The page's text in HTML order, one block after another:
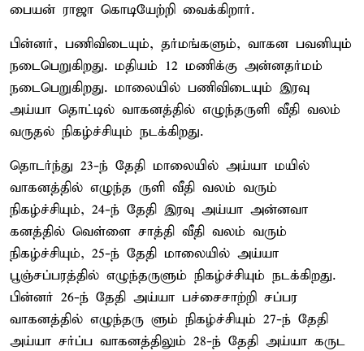
பையன் ராஜா கொடியேற்றி வைக்கிறார்.
பின்னர், பணிவிடையும், தர்மங்களும், வாகன பவனியும்
நடைபெறுகிறது. மதியம் 12 மணிக்கு அன்னதர்மம்
நடைபெறுகிறது. மாலையில் பணிவிடையும் இரவு
அய்யா தொட்டில் வாகனத்தில் எழுந்தருளி வீதி வலம்
வருதல் நிகழ்ச்சியும் நடக்கிறது.
தொடர்ந்து 23-ந் தேதி மாலையில் அய்யா மயில்
வாகனத்தில் எழுந்த ருளி வீதி வலம் வரும்
நிகழ்ச்சியும், 24-ந் தேதி இரவு அய்யா அன்னவா
கனத்தில் வெள்ளை சாத்தி வீதி வலம் வரும்
நிகழ்ச்சியும், 25-ந் தேதி மாலையில் அய்யா
பூஞ்சப்பரத்தில் எழுந்தருளும் நிகழ்ச்சியும் நடக்கிறது.
பின்னர் 26-ந் தேதி அய்யா பச்சைசாற்றி சப்பர
வாகனத்தில் எழுந்தரு ளும் நிகழ்ச்சியும் 27-ந் தேதி
அய்யா சர்ப்ப வாகனத்திலும் 28-ந் தேதி அய்யா கருட